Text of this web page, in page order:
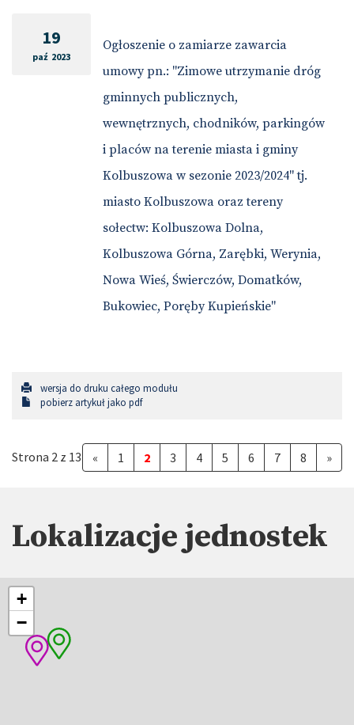
19
paź 2023
Ogłoszenie o zamiarze zawarcia
umowy pn.: "Zimowe utrzymanie dróg
gminnych publicznych,
wewnętrznych, chodników, parkingów
i placów na terenie miasta i gminy
Kolbuszowa w sezonie 2023/2024" tj.
miasto Kolbuszowa oraz tereny
sołectw: Kolbuszowa Dolna,
Kolbuszowa Górna, Zarębki, Werynia,
Nowa Wieś, Świerczów, Domatków,
Bukowiec, Poręby Kupieńskie"
wersja do druku całego modułu
pobierz artykuł jako pdf
Strona 2 z 13 « 1 2 3 4 5 6 7 8 »
Lokalizacje jednostek
+
−